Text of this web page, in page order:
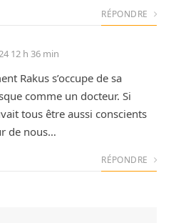
RÉPONDRE
12 h 36 min
Rakus s’occupe de sa
comme un docteur. Si
tous être aussi conscients
de nous…
RÉPONDRE